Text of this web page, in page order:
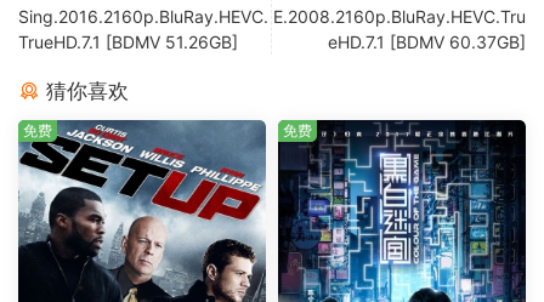
Sing.2016.2160p.BluRay.HEVC.
TrueHD.7.1 [BDMV 51.26GB]
E.2008.2160p.BluRay.HEVC.Tru
eHD.7.1 [BDMV 60.37GB]
猜你喜欢
免费 免费